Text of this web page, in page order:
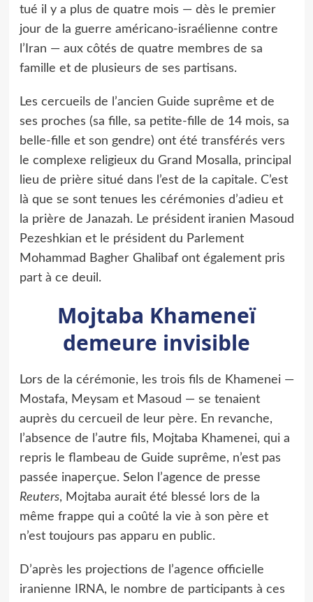
tué il y a plus de quatre mois — dès le premier
jour de la guerre américano-israélienne contre
l’Iran — aux côtés de quatre membres de sa
famille et de plusieurs de ses partisans.
Les cercueils de l’ancien Guide suprême et de
ses proches (sa fille, sa petite-fille de 14 mois, sa
belle-fille et son gendre) ont été transférés vers
le complexe religieux du Grand Mosalla, principal
lieu de prière situé dans l’est de la capitale. C’est
là que se sont tenues les cérémonies d’adieu et
la prière de Janazah. Le président iranien Masoud
Pezeshkian et le président du Parlement
Mohammad Bagher Ghalibaf ont également pris
part à ce deuil.
Mojtaba Khameneï
demeure invisible
Lors de la cérémonie, les trois fils de Khamenei —
Mostafa, Meysam et Masoud — se tenaient
auprès du cercueil de leur père. En revanche,
l’absence de l’autre fils, Mojtaba Khamenei, qui a
repris le flambeau de Guide suprême, n’est pas
passée inaperçue. Selon l’agence de presse
Reuters, Mojtaba aurait été blessé lors de la
même frappe qui a coûté la vie à son père et
n’est toujours pas apparu en public.
D’après les projections de l’agence officielle
iranienne IRNA, le nombre de participants à ces